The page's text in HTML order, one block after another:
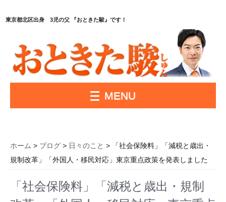
東京都北区出身 3児の父 『おときた駿』です！
MENU
ホーム > ブログ > 日々のこと > 「社会保険料」「減税と歳出・
規制改革」「外国人・移民対応」東京重点政策を発表しました
「社会保険料」「減税と歳出・規制